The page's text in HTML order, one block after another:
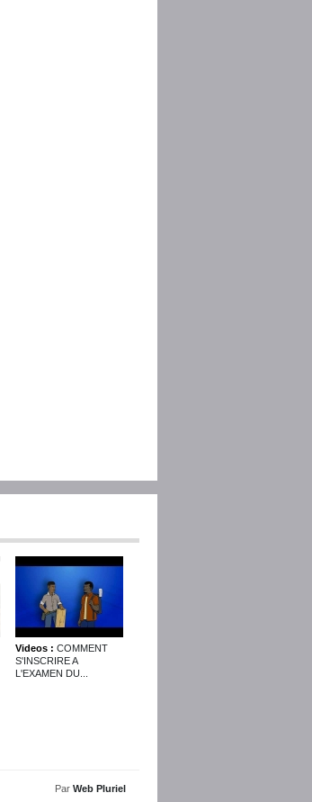
Videos : COMMENT
S'INSCRIRE A
L'EXAMEN DU...
Par Web Pluriel